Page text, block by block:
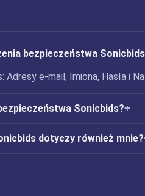
bezpieczeństwa
Adresy e-mail, Imiona, Hasła i
Sonicbids?
dotyczy również mnie?